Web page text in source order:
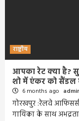
राष्ट्रीय
आपका रेट क्या है?
शो में एंकर को सैंडल
6 months ago
गोरखपुर :रेलवे
गायिका के साथ